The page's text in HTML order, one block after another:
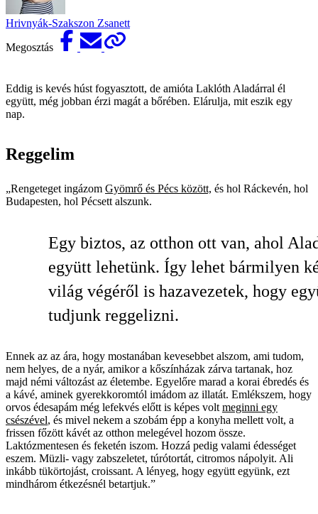
Hrivnyák-Szakszon Zsanett
Megosztás
Eddig is kevés húst fogyasztott, de amióta Laklóth Aladárral él
együtt, még jobban érzi magát a bőrében. Elárulja, mit eszik egy
nap.
Reggelim
„Rengeteget ingázom Gyömrő és Pécs között, és hol Ráckevén, hol
Budapesten, hol Pécsett alszunk.
Egy biztos, az otthon ott van, ahol
együtt lehetünk. Így lehet bármilyen
világ végéről is hazavezetek, hogy
tudjunk reggelizni.
Ennek az az ára, hogy mostanában kevesebbet alszom, ami tudom,
nem helyes, de a nyár, amikor a kőszínházak zárva tartanak, hoz
majd némi változást az életembe. Egyelőre marad a korai ébredés és
a kávé, aminek gyerekkoromtól imádom az illatát. Emlékszem, hogy
orvos édesapám még lefekvés előtt is képes volt meginni egy
csészével, és mivel nekem a szobám épp a konyha mellett volt, a
frissen főzött kávét az otthon melegével hozom össze.
Laktózmentesen és feketén iszom. Hozzá pedig valami édességet
eszem. Müzli- vagy zabszeletet, túrótortát, citromos nápolyit. Ali
inkább tükörtojást, croissant. A lényeg, hogy együtt együnk, ezt
mindhárom étkezésnél betartjuk.”